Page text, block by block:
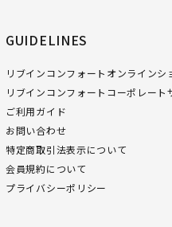
GUIDELINES
リブインコンフォートオンラインシ
リブインコンフォートコーポレート
ご利用ガイド
お問い合わせ
特定商取引法表示について
会員規約について
プライバシーポリシー